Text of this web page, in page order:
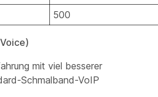
500
mit viel besserer
Schmalband-VoIP